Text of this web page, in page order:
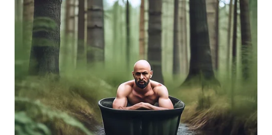
NEWS
SIBARAGAS
METRO
SIANTAR
NEWS